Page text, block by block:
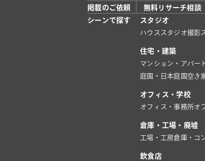
掲載のご依頼 無料リサーチ相談
シーンで探す
スタジオ
ハウススタジオ撮影
住宅・建築
マンション・アパー
庭園・日本庭園 空き
オフィス・学校
オフィス・事務所オ
倉庫・工場・廃墟
工場・工房倉庫・コ
飲食店